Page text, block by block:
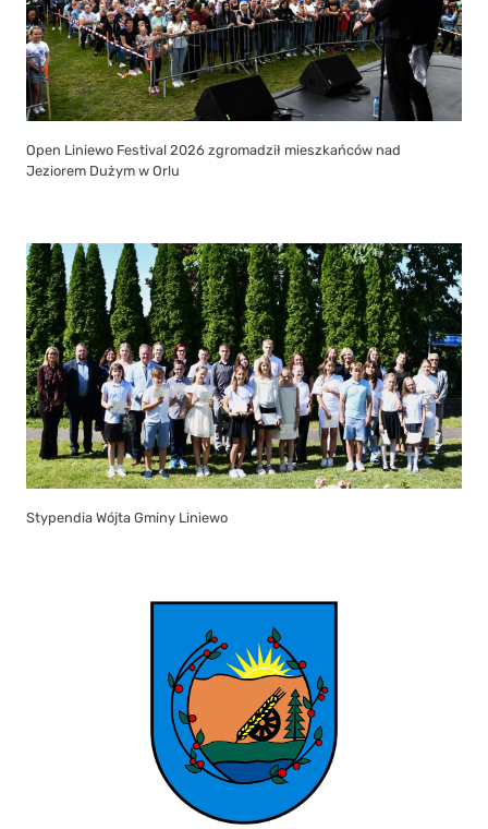
Open Liniewo Festival 2026 zgromadził mieszkańców nad
Jeziorem Dużym w Orlu
Stypendia Wójta Gminy Liniewo